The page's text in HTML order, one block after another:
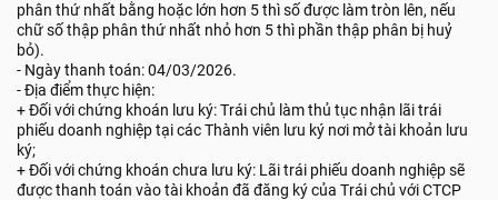
phân thứ nhất bằng hoặc lớn hơn 5 thì số được làm tròn lên, nếu
chữ số thập phân thứ nhất nhỏ hơn 5 thì phần thập phân bị huỷ
bỏ).
- Ngày thanh toán: 04/03/2026.
- Địa điểm thực hiện:
+ Đối với chứng khoán lưu ký: Trái chủ làm thủ tục nhận lãi trái
phiếu doanh nghiệp tại các Thành viên lưu ký nơi mở tài khoản lưu
ký;
+ Đối với chứng khoán chưa lưu ký: Lãi trái phiếu doanh nghiệp sẽ
được thanh toán vào tài khoản đã đăng ký của Trái chủ với CTCP